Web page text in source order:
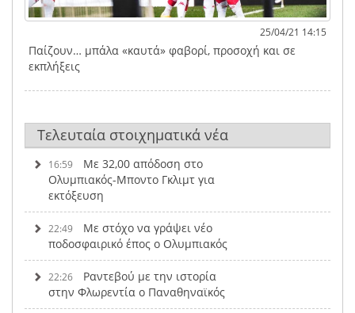
25/04/21 14:15
Παίζουν… μπάλα «καυτά» φαβορί, προσοχή και σε
εκπλήξεις
Τελευταία στοιχηματικά νέα
16:59
Με 32,00 απόδοση στο
Ολυμπιακός-Μποντο Γκλιμτ για
εκτόξευση
22:49
Με στόχο να γράψει νέο
ποδοσφαιρικό έπος ο Ολυμπιακός
22:26
Ραντεβού με την ιστορία
στην Φλωρεντία ο Παναθηναϊκός